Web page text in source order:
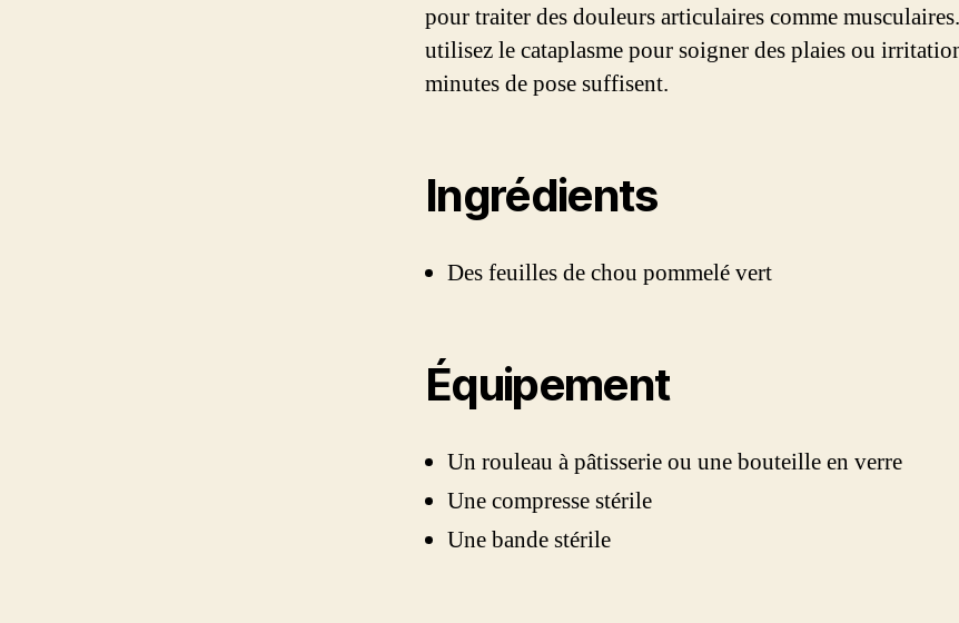
pour traiter des douleurs articulaires comme
utilisez le cataplasme pour soigner des plaies ou
minutes de pose suffisent.
Ingrédients
Des feuilles de chou pommelé vert
Équipement
Un rouleau à pâtisserie ou une bouteille en verre
Une compresse stérile
Une bande stérile